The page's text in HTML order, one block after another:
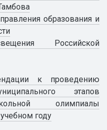
образования и
Российской
к проведению
этапов
олимпиалы
году